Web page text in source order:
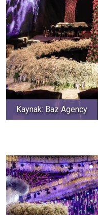
Kaynak: Baz Agency